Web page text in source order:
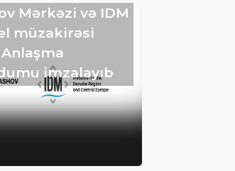
Mərkəzi və IDM
müzakirəsi
imzalayıb